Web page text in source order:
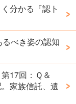
分かる『認ト
べき姿の認知
17回：Ｑ＆
家族信託、遺